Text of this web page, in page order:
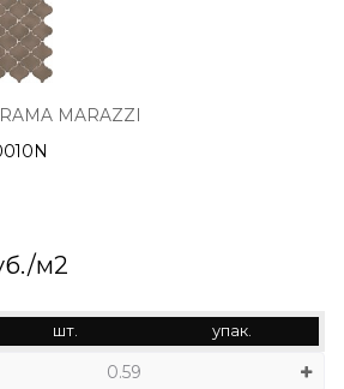
MARAZZI
м2
шт. упак.